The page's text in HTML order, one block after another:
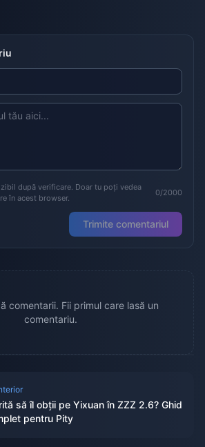
după verificare. Doar tu poți vedea
în acest browser.
0/2000
Trimite comentariul
comentarii. Fii primul care lasă un
comentariu.
să îl obții pe Yixuan în ZZZ 2.6? Ghid
pentru Pity